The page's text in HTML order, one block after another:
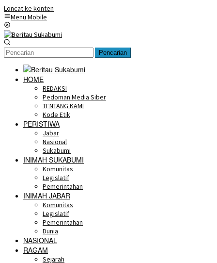
Loncat ke konten
Menu Mobile
Pencarian
HOME
REDAKSI
Pedoman Media Siber
TENTANG KAMI
Kode Etik
PERISTIWA
Jabar
Nasional
Sukabumi
INIMAH SUKABUMI
Komunitas
Legislatif
Pemerintahan
INIMAH JABAR
Komunitas
Legislatif
Pemerintahan
Dunia
NASIONAL
RAGAM
Sejarah